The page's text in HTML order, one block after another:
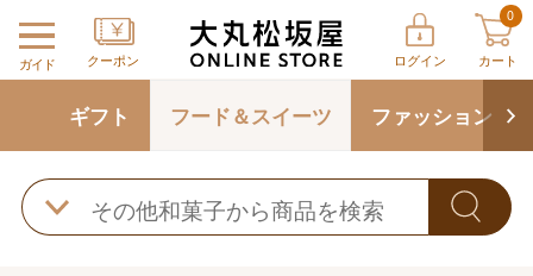
ガイド クーポン ログイン
0
カート
ギフト フード＆スイーツ ファッション